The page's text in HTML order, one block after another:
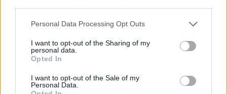
Please note that this website/app uses one or more Google
not limited to your visit or usage behaviour. You may click to
grant or deny consent to Google and its third-party tags to
use your data for below specified purposes in below Google
consent section.
Personal Data Processing Opt Outs
I want to opt-out of the Sharing of my
personal data.
Opted In
I want to opt-out of the Sale of my
Personal Data.
a női szexualitást, a női gyönyört övező tabuk
olyan erős befolyással vannak rá, hogy képtelen
érdemben beszélni a fantáziáiról a férjével,
Jacobbal (Antonio Banderas).
Mert annak ellenére, hogy az utóbbi években